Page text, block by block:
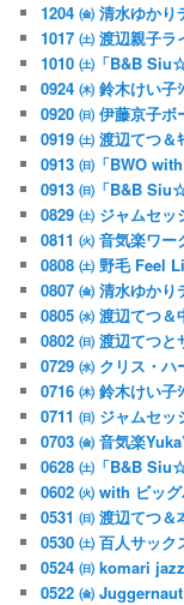
1204 ㈮ 清水ゆかり
1017 ㈯ 渡辺親子
1010 ㈯「B&B
0924 ㈭ 鈴木けい子
0920 ㈰ 伊藤京子ボ
0919 ㈯ 渡辺てつ＆
0913 ㈰「BWO
0913 ㈰「B&B
0829 ㈯ ジャムセッ
0811 ㈫ 音気楽ワ
0808 ㈯ 野毛 Feel
0807 ㈮ 清水ゆかり
0805 ㈬ 渡辺てつ＆
0802 ㈰ 渡辺てつと
0729 ㈬ クリス・
0716 ㈭ 鈴木けい子
0711 ㈰ ジャムセッ
0703 ㈮ 音気楽
0628 ㈯「B&B
0602 ㈫ with ビッ
0531 ㈰ 渡辺てつ
0530 ㈯ 百人サック
0524 ㈰ komari
0522 ㈮